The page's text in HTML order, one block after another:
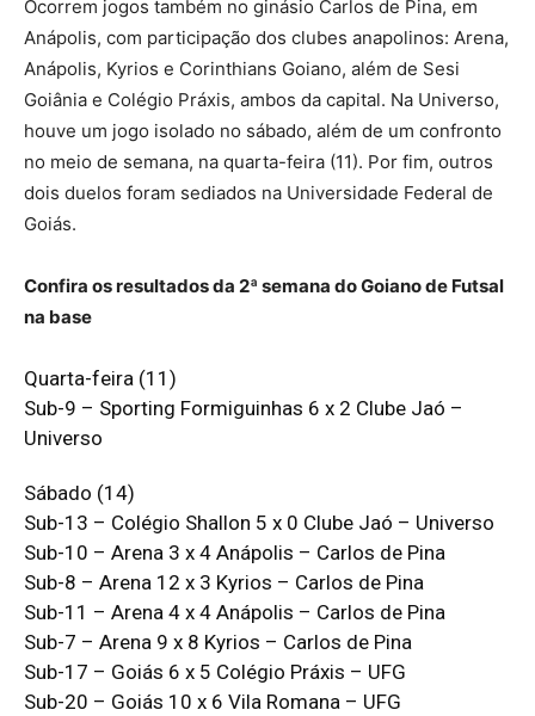
Ocorrem jogos também no ginásio Carlos de Pina, em
Anápolis, com participação dos clubes anapolinos: Arena,
Anápolis, Kyrios e Corinthians Goiano, além de Sesi
Goiânia e Colégio Práxis, ambos da capital. Na Universo,
houve um jogo isolado no sábado, além de um confronto
no meio de semana, na quarta-feira (11). Por fim, outros
dois duelos foram sediados na Universidade Federal de
Goiás.
Confira os resultados da 2ª semana do Goiano de Futsal
na base
Quarta-feira (11)
Sub-9 – Sporting Formiguinhas 6 x 2 Clube Jaó –
Universo
Sábado (14)
Sub-13 – Colégio Shallon 5 x 0 Clube Jaó – Universo
Sub-10 – Arena 3 x 4 Anápolis – Carlos de Pina
Sub-8 – Arena 12 x 3 Kyrios – Carlos de Pina
Sub-11 – Arena 4 x 4 Anápolis – Carlos de Pina
Sub-7 – Arena 9 x 8 Kyrios – Carlos de Pina
Sub-17 – Goiás 6 x 5 Colégio Práxis – UFG
Sub-20 – Goiás 10 x 6 Vila Romana – UFG